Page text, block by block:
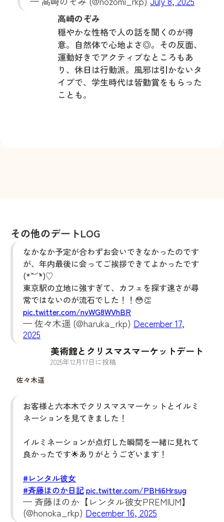
高崎のぞみ
穏やかな性格で人の話を聞くのが得
意。自然体で心地よさ◎。その反面、
運動好きでアクティブなところもあ
り、休日は行動派。‍風邪は引かないタ
イプで、学生時代は皆勤賞をもらった
ことも。
その他のデートLOG
なかなか予定が合わずお会いできなかったのです
が、年内最後に会ってご挨拶できてよかったです
(*´︶`*)♡
東京駅の立地に強すぎて、カフェを探す速さが尋
常ではないのが流石でした！！😳👏
pic.twitter.com/nvWG8WVhBR
— 佐々木遥 (@haruka_rkp) December 17,
2025
佐々木遥
美術館とクリスマスマーケットデート
2025年12月 17日に投稿
お客様と六本木でクリスマスマーケットとイルミ
ネーションを見てきました！
イルミネーションが点灯した瞬間を一緒に見れて
良かったです🌟ありがとうございます！
#レンタル彼女
#斉藤ほのか日記pic.twitter.com/PBHi6Hrsug
— 斉藤ほのか【レンタル彼女PREMIUM】
(@honoka_rkp) December 16, 2025